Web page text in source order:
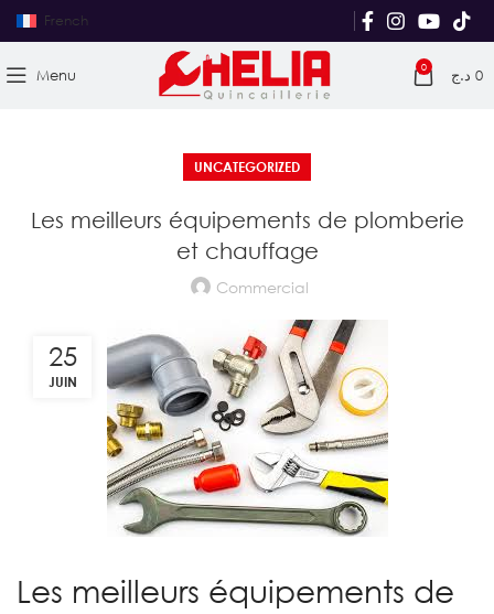
French
Menu 0 0 د.ج
UNCATEGORIZED
Les meilleurs équipements de plomberie
et chauffage
Commercial
25
JUIN
Les meilleurs équipements de